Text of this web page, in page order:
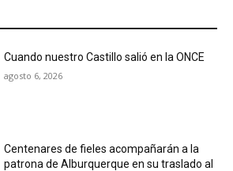
Cuando nuestro Castillo salió en la ONCE
agosto 6, 2026
Centenares de fieles acompañarán a la
patrona de Alburquerque en su traslado al